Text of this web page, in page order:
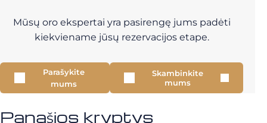
Mūsų oro ekspertai yra pasirengę jums padėti
kiekviename jūsų rezervacijos etape.
Parašykite
mums
Skambinkite
mums
Panašios kryptys